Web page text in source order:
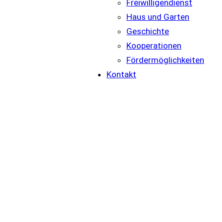
Freiwilligendienst
Haus und Garten
Geschichte
Kooperationen
Fördermöglichkeiten
Kontakt